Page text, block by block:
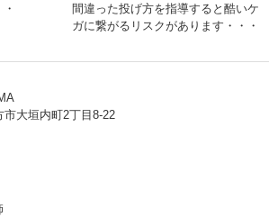
間違った投げ方を指導すると酷いケ
ガに繋がるリスクがあります・・・
大垣内町2丁目8-22